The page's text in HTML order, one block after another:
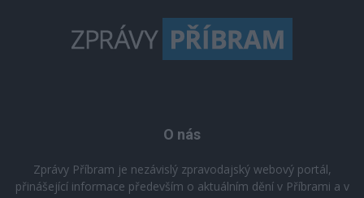
O nás
Zprávy Příbram je nezávislý zpravodajský webový portál,
přinášející informace především o aktuálním dění v Příbrami a v